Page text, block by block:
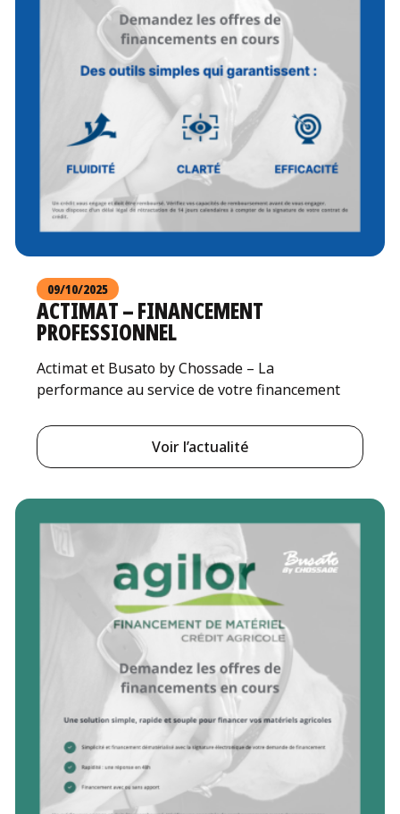
09/10/2025
ACTIMAT – FINANCEMENT
PROFESSIONNEL
Actimat et Busato by Chossade – La
performance au service de votre financement
Voir l’actualité